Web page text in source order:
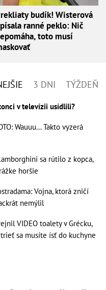
budík! Wisterová
ranné peklo: Nič
toto musí
3 DNI TÝŽDEŇ
v televízii usídlili?
Wauuu... Takto vyzerá
sa rútilo z kopca,
horšie
Vojna, ktorá zničí
nemýlil
VIDEO toalety v Grécku,
sa musíte ísť do kuchyne